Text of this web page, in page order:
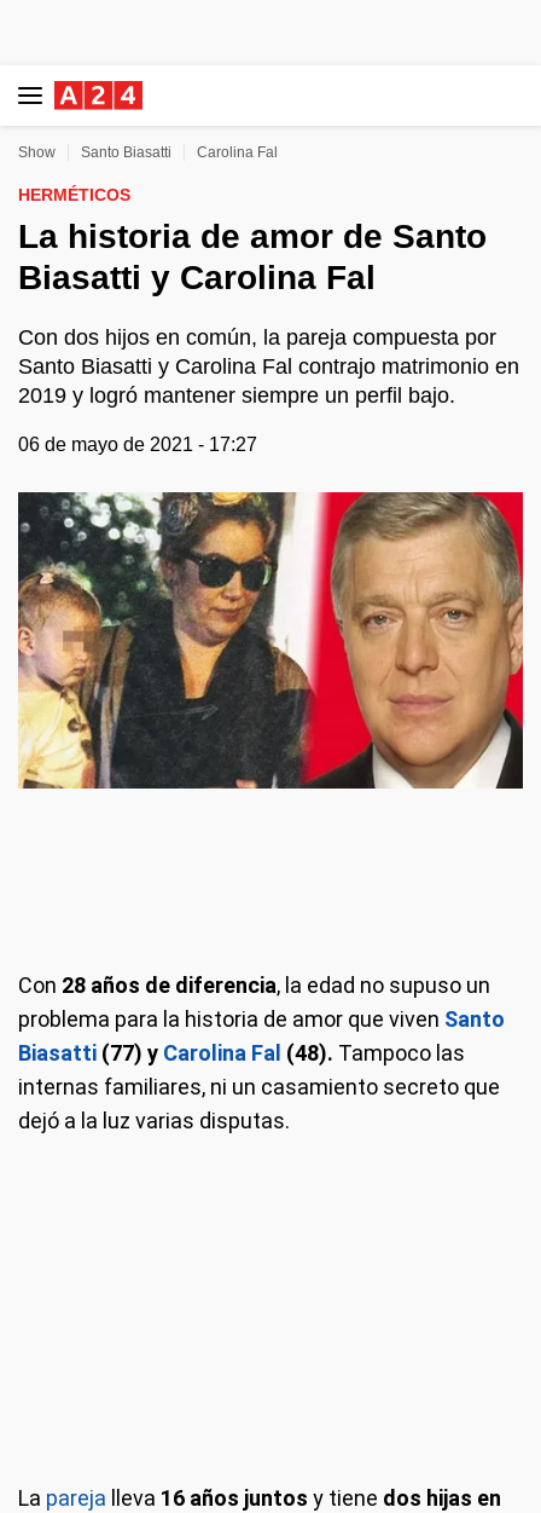
Show Santo Biasatti Carolina Fal
HERMÉTICOS
La historia de amor de Santo
Biasatti y Carolina Fal
Con dos hijos en común, la pareja compuesta por
Santo Biasatti y Carolina Fal contrajo matrimonio en
2019 y logró mantener siempre un perfil bajo.
06 de mayo de 2021 - 17:27
Con 28 años de diferencia, la edad no supuso un
problema para la historia de amor que viven Santo
Biasatti (77) y Carolina Fal (48). Tampoco las
internas familiares, ni un casamiento secreto que
dejó a la luz varias disputas.
La pareja lleva 16 años juntos y tiene dos hijas en